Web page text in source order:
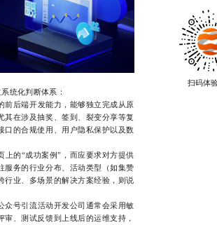
统化判断体系：
前后端开发能力，能够独立完成从原
其在涉及抽奖、签到、裂变分享等复
口的合规使用、用户隐私保护以及数
上的“成功案例”，而应要求对方提供
服务的行业分布、活动类型（如集赞
行业、多场景的解决方案经验，则说
众号引流活动开发公司通常会采用敏
、测试反馈到上线后的运维支持，
扫码体